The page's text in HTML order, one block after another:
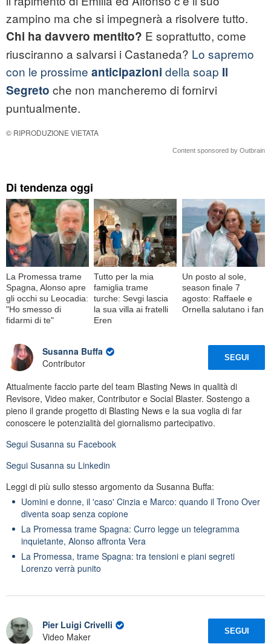
zampino ma che si impegnerà a risolvere tutto.
Chi ha davvero mentito? E soprattutto, come
riusciranno a salvarsi i Castaneda? Lo sapremo
con le prossime anticipazioni della soap Il
Segreto che non mancheremo di fornirvi
puntualmente.
© RIPRODUZIONE VIETATA
Content sponsored by Outbrain
Di tendenza oggi
La Promessa trame
Spagna, Alonso apre
gli occhi su Leocadia:
"Ho smesso di
fidarmi di te"
Tutto per la mia
famiglia trame
turche: Sevgi lascia
la sua villa ai fratelli
Eren
Un posto al sole,
season finale 7
agosto: Raffaele e
Ornella salutano i fan
Susanna Buffa
Contributor
SEGUI
Attualmente faccio parte del team Blasting News in qualità di
Revisore, Video maker, Contributor e Social Blaster. Sostengo a
pieno il grande progetto di Blasting News e la sua voglia di far
conoscere le potenzialità del giornalismo partecipativo.
Segui Susanna su Facebook
Segui Susanna su Linkedin
Leggi di più sullo stesso argomento da Susanna Buffa:
Uomini e donne, il 'caso' Cinzia e Marco: quando il Trono Over
diventa soap senza copione
La Promessa trame Spagna: Curro legge un telegramma
inquietante, Alonso affronta Vera
La Promessa, trame Spagna: tra tensioni e piani segreti
Lorenzo verrà punito
Pier Luigi Crivelli
Video Maker
SEGUI